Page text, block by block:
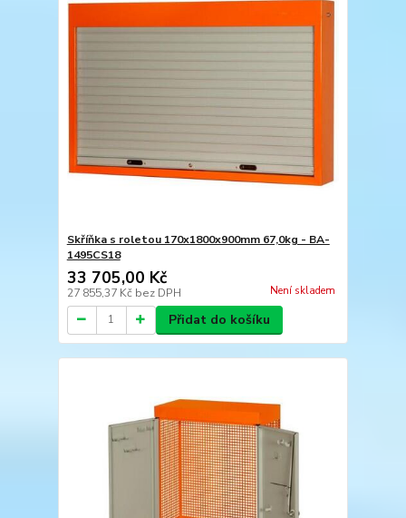
Skříňka s roletou 170x1800x900mm 67,0kg - BA-
1495CS18
33 705,00 Kč
27 855,37 Kč bez DPH Není skladem
Přidat do košíku